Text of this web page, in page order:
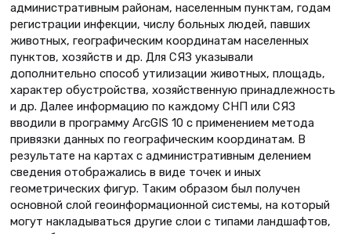
административным районам, населенным пунктам, годам
регистрации инфекции, числу больных людей, павших
животных, географическим координатам населенных
пунктов, хозяйств и др. Для СЯЗ указывали
дополнительно способ утилизации животных, площадь,
характер обустройства, хозяйственную принадлежность
и др. Далее информацию по каждому СНП или СЯЗ
вводили в программу ArcGIS 10 с применением метода
привязки данных по географическим координатам. В
результате на картах с административным делением
сведения отображались в виде точек и иных
геометрических фигур. Таким образом был получен
основной слой геоинформационной системы, на который
могут накладываться другие слои с типами ландшафтов,